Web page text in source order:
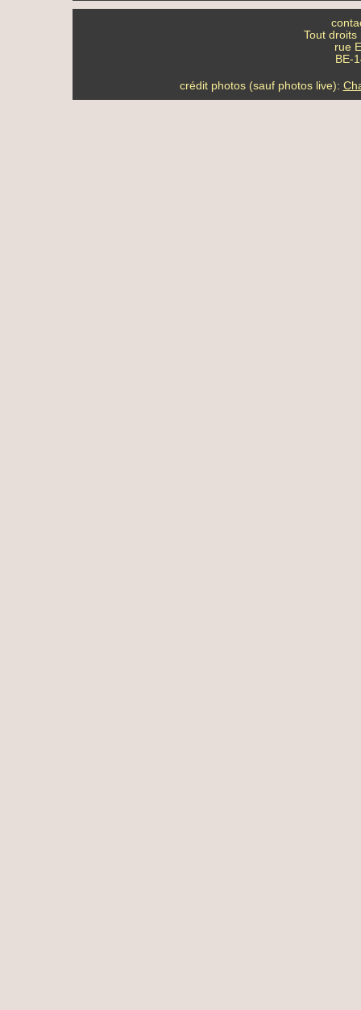
Tout
rue
BE-
crédit photos (sauf photos live):